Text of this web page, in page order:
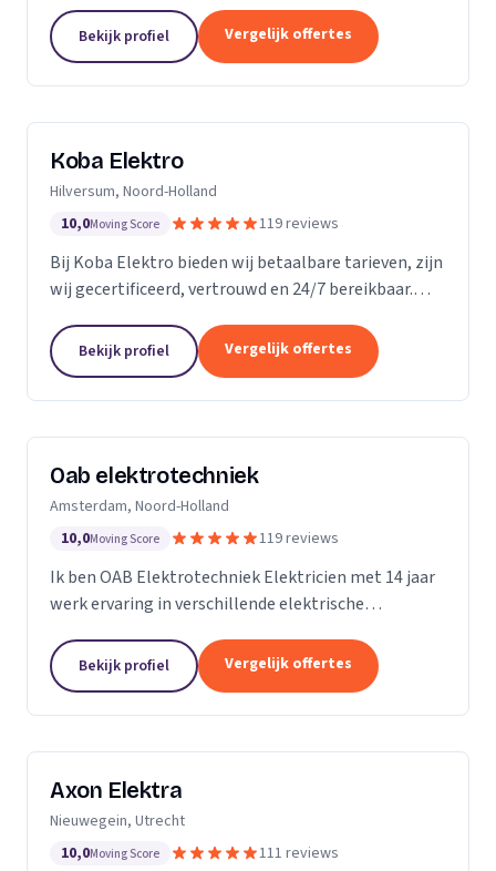
Bekijk profiel Vergelijk offertes
Koba Elektro
Hilversum, Noord-Holland
10,0Moving Score 119 reviews
Bij Koba Elektro bieden wij betaalbare tarieven, zijn
wij gecertificeerd, vertrouwd en 24/7 bereikbaar.
problemen snel worden opgelost.
Bekijk profiel Vergelijk offertes
Oab elektrotechniek
Amsterdam, Noord-Holland
10,0Moving Score 119 reviews
Ik ben OAB Elektrotechniek Elektricien met 14 jaar
werk ervaring in verschillende elektrische
groepenkasten noem het maar op bijna alles
Bekijk profiel Vergelijk offertes
Axon Elektra
Nieuwegein, Utrecht
10,0Moving Score 111 reviews